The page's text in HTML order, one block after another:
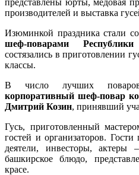
производителей и выставка
Изюминкой праздника стали
шеф-поварами
состязались в приготовлении
классы.
В число лучших
корпоративный шеф-повар
Дмитрий Козин, принявший
Гусь, приготовленный
гостей и организаторов. Гости
деятели, инвесторы, актеры
башкирское блюдо,
красе.